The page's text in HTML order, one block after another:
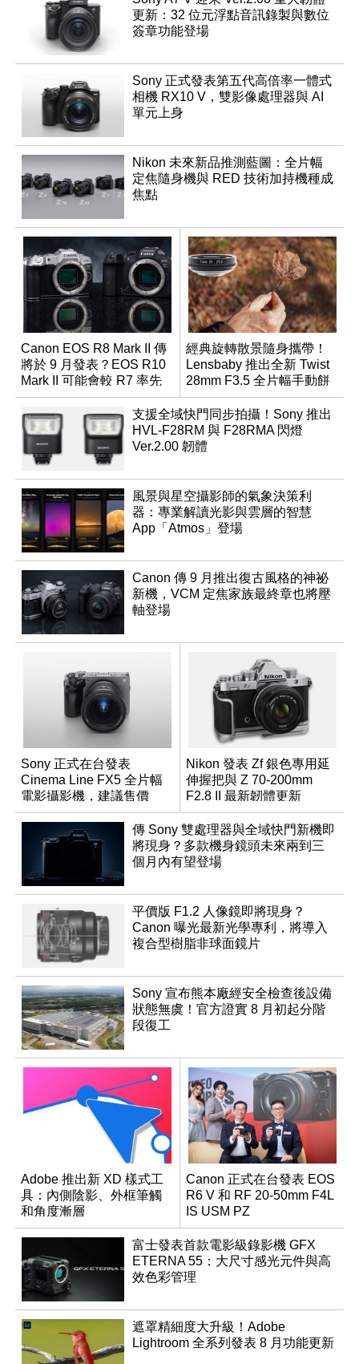
更新：32 位元浮點音訊錄製與數位
簽章功能登場
Sony 正式發表第五代高倍率一體式
相機 RX10 V，雙影像處理器與 AI
單元上身
Nikon 未來新品推測藍圖：全片幅
定焦隨身機與 RED 技術加持機種成
焦點
Canon EOS R8 Mark II 傳
將於 9 月發表？EOS R10
Mark II 可能會較 R7 率先
推出
經典旋轉散景隨身攜帶！
Lensbaby 推出全新 Twist
28mm F3.5 全片幅手動餅
乾鏡
支援全域快門同步拍攝！Sony 推出
HVL-F28RM 與 F28RMA 閃燈
Ver.2.00 韌體
風景與星空攝影師的氣象決策利
器：專業解讀光影與雲層的智慧
App「Atmos」登場
Canon 傳 9 月推出復古風格的神祕
新機，VCM 定焦家族最終章也將壓
軸登場
Sony 正式在台發表
Cinema Line FX5 全片幅
電影攝影機，建議售價
NT$144,980
Nikon 發表 Zf 銀色專用延
伸握把與 Z 70-200mm
F2.8 II 最新韌體更新
傳 Sony 雙處理器與全域快門新機即
將現身？多款機身鏡頭未來兩到三
個月內有望登場
平價版 F1.2 人像鏡即將現身？
Canon 曝光最新光學專利，將導入
複合型樹脂非球面鏡片
Sony 宣布熊本廠經安全檢查後設備
狀態無虞！官方證實 8 月初起分階
段復工
Adobe 推出新 XD 樣式工
具：內側陰影、外框筆觸
和角度漸層
Canon 正式在台發表 EOS
R6 V 和 RF 20-50mm F4L
IS USM PZ
富士發表首款電影級錄影機 GFX
ETERNA 55：大尺寸感光元件與高
效色彩管理
遮罩精細度大升級！Adobe
Lightroom 全系列發表 8 月功能更新